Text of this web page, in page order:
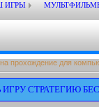
ИГРЫ
прохождение для
ИГРУ СТРАТЕГИЮ